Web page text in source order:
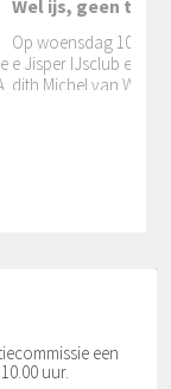
Wel ijs, geen
Op woensdag 10
e Jisper IJsclub een
dith Michel van
een
uur.